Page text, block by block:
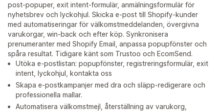
post-popuper, exit intent-formulär, anmälningsformulär för
nyhetsbrev och lyckohjul. Skicka e-post till Shopify-kunder
med automatiseringar för välkomstmeddelanden, övergivna
varukorgar, win-back och efter köp. Synkronisera
prenumeranter med Shopify Email, anpassa popupfönster och
spåra resultat. Tidigare känt som Trustoo och EcomSend.
Utöka e-postlistan: popupfönster, registreringsformulär, exit
intent, lyckohjul, kontakta oss
Skapa e-postkampanjer med dra och släpp-redigerare och
professionella mallar.
Automatisera välkomstmejl, återställning av varukorg,